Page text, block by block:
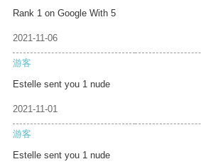
Rank 1 on Google With 5
2021-11-06
游客
Estelle sent you 1 nude
2021-11-01
游客
Estelle sent you 1 nude